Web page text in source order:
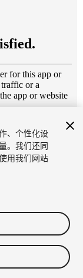
、个性化设
。我们还同
用我们网站